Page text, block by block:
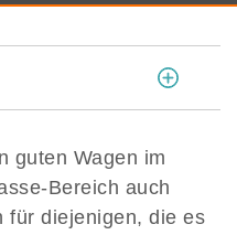
guten Wagen im
Bereich auch
für diejenigen, die es